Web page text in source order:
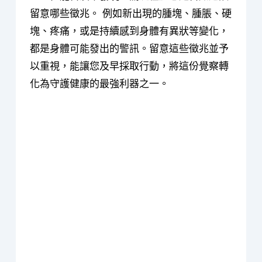
留意哪些徵兆。 例如新出現的腫塊、腫脹、硬
塊、疼痛，或是持續感到身體有異狀等變化，
都是身體可能發出的警訊。留意這些徵兆並予
以重視，能讓您及早採取行動，將這份覺察轉
化為守護健康的最強利器之一。